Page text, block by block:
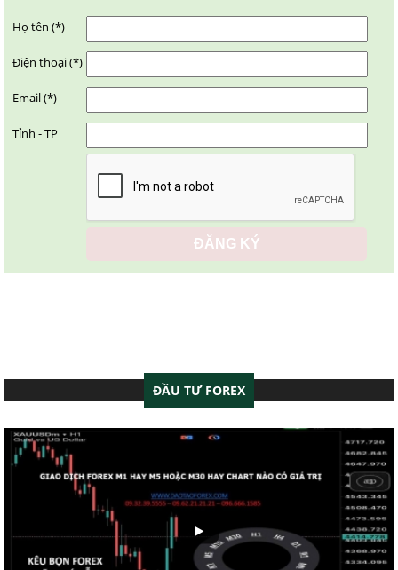
Họ tên (*)
Điện thoại (*)
Email (*)
Tỉnh - TP
ĐẦU TƯ FOREX